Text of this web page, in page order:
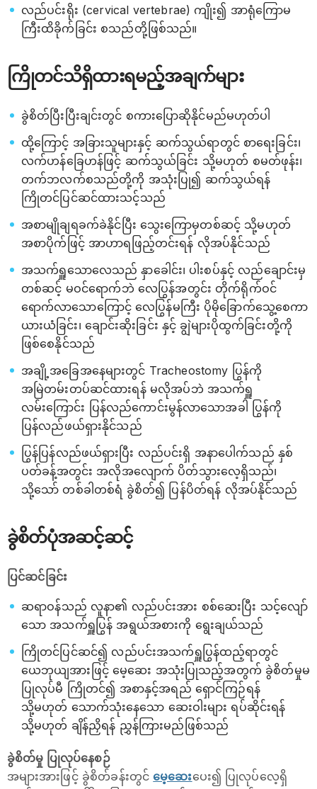
လည်ပင်းရိုး (cervical vertebrae) ကျိုး၍ အာရုံကြောမ
ကြီးထိခိုက်ခြင်း စသည်တို့ဖြစ်သည်။
ကြိုတင်သိရှိထားရမည့်အချက်များ
ခွဲစိတ်ပြီးပြီးချင်းတွင် စကားပြောဆိုနိုင်မည်မဟုတ်ပါ
ထို့ကြောင့် အခြားသူများနှင့် ဆက်သွယ်ရာတွင် စာရေးခြင်း၊
လက်ဟန်ခြေဟန်ဖြင့် ဆက်သွယ်ခြင်း သို့မဟုတ် စမတ်ဖုန်း၊
တက်ဘလက်စသည်တို့ကို အသုံးပြု၍ ဆက်သွယ်ရန်
ကြိုတင်ပြင်ဆင်ထားသင့်သည်
အစာမျိုချရခက်ခဲနိုင်ပြီး သွေးကြောမှတစ်ဆင့် သို့မဟုတ်
အစာပိုက်ဖြင့် အာဟာရဖြည့်တင်းရန် လိုအပ်နိုင်သည်
အသက်ရှူသောလေသည် နှာခေါင်း၊ ပါးစပ်နှင့် လည်ချောင်းမှ
တစ်ဆင့် မဝင်ရောက်ဘဲ လေပြွန်အတွင်း တိုက်ရိုက်ဝင်
ရောက်လာသောကြောင့် လေပြွန်မကြီး ပိုမိုခြောက်သွေ့စေကာ
ယားယံခြင်း၊ ချောင်းဆိုးခြင်း နှင့် ချွဲများပိုထွက်ခြင်းတို့ကို
ဖြစ်စေနိုင်သည်
အချို့အခြေအနေများတွင် Tracheostomy ပြွန်ကို
အမြဲတမ်းတပ်ဆင်ထားရန် မလိုအပ်ဘဲ အသက်ရှူ
လမ်းကြောင်း ပြန်လည်ကောင်းမွန်လာသောအခါ ပြွန်ကို
ပြန်လည်ဖယ်ရှားနိုင်သည်
ပြွန်ပြန်လည်ဖယ်ရှားပြီး လည်ပင်းရှိ အနာပေါက်သည် နှစ်
ပတ်ခန့်အတွင်း အလိုအလျောက် ပိတ်သွားလေ့ရှိသည်၊
သို့သော် တစ်ခါတစ်ရံ ခွဲစိတ်၍ ပြန်ပိတ်ရန် လိုအပ်နိုင်သည်
ခွဲစိတ်ပုံအဆင့်ဆင့်
ပြင်ဆင်ခြင်း
ဆရာဝန်သည် လူနာ၏ လည်ပင်းအား စစ်ဆေးပြီး သင့်လျော်
သော အသက်ရှူပြွန် အရွယ်အစားကို ရွေးချယ်သည်
ကြိုတင်ပြင်ဆင်၍ လည်ပင်းအသက်ရှူပြွန်ထည့်ရာတွင်
ယေဘုယျအားဖြင့် မေ့ဆေး အသုံးပြုသည့်အတွက် ခွဲစိတ်မှုမ
ပြုလုပ်မီ ကြိုတင်၍ အစာနှင့်အရည် ရှောင်ကြဉ်ရန်
သို့မဟုတ် သောက်သုံးနေသော ဆေးဝါးများ ရပ်ဆိုင်းရန်
သို့မဟုတ် ချိန်ညှိရန် ညွှန်ကြားမည်ဖြစ်သည်
ခွဲစိတ်မှု ပြုလုပ်နေစဉ်
အများအားဖြင့် ခွဲစိတ်ခန်းတွင်မေ့ဆေးပေး၍ ပြုလုပ်လေ့ရှိ